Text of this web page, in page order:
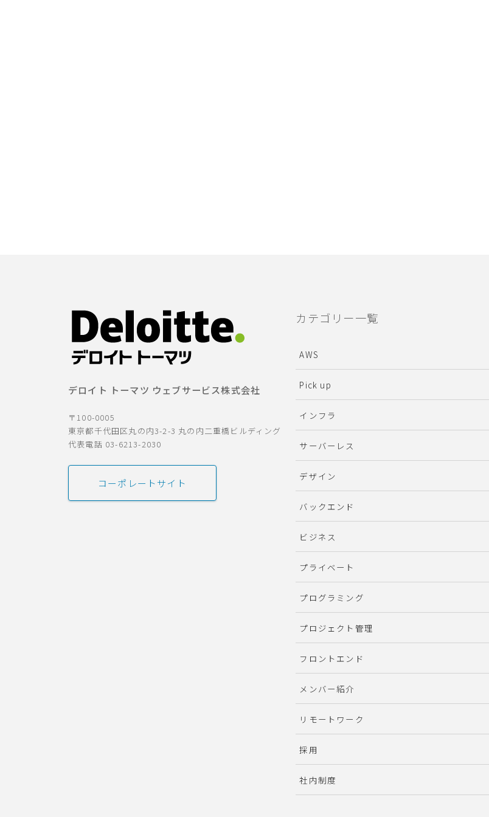
デロイト トーマツ ウェブサービス株式会社
〒100-0005
東京都千代田区丸の内3-2-3 丸の内二重橋ビルディング
代表電話 03-6213-2030
コーポレートサイト
カテゴリー一覧
AWS
Pick up
インフラ
サーバーレス
デザイン
バックエンド
ビジネス
プライベート
プログラミング
プロジェクト管理
フロントエンド
メンバー紹介
リモートワーク
採用
社内制度